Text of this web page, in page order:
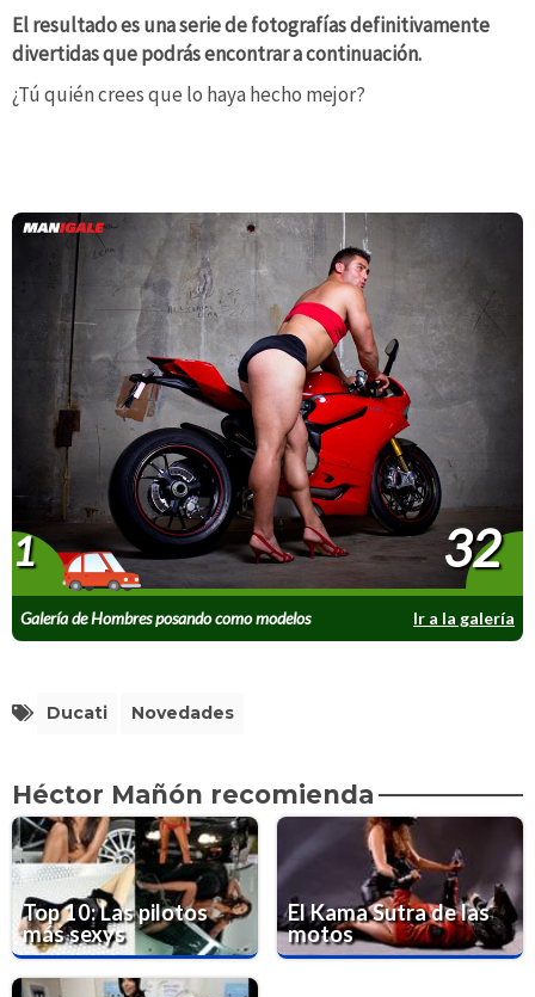
El resultado es una serie de fotografías definitivamente
divertidas que podrás encontrar a continuación.
¿Tú quién crees que lo haya hecho mejor?
Galería de Hombres posando como modelos
sexys en moto
Ir a la galería
1 32
Ducati Novedades
Héctor Mañón recomienda
Top 10: Las pilotos
más sexys
El Kama Sutra de las
motos